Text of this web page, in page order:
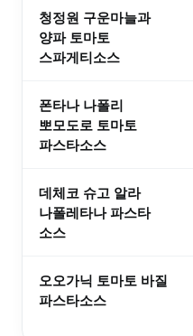
청정원 구운마늘과
양파 토마토
스파게티소스
폰타나 나폴리
뽀모도로 토마토
파스타소스
데체코 슈고 알라
나폴레타나 파스타
소스
오오가닉 토마토 바질
파스타소스